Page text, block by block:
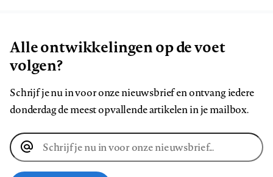
Alle ontwikkelingen op de voet
volgen?
Schrijf je nu in voor onze nieuwsbrief en ontvang iedere
donderdag de meest opvallende artikelen in je mailbox.
E-
mailadres